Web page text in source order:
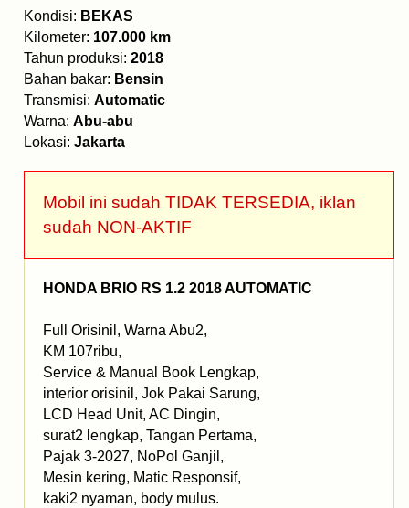
Kondisi: BEKAS
Kilometer: 107.000 km
Tahun produksi: 2018
Bahan bakar: Bensin
Transmisi: Automatic
Warna: Abu-abu
Lokasi: Jakarta
Mobil ini sudah TIDAK TERSEDIA, iklan
sudah NON-AKTIF
HONDA BRIO RS 1.2 2018 AUTOMATIC
Full Orisinil, Warna Abu2,
KM 107ribu,
Service & Manual Book Lengkap,
interior orisinil, Jok Pakai Sarung,
LCD Head Unit, AC Dingin,
surat2 lengkap, Tangan Pertama,
Pajak 3-2027, NoPol Ganjil,
Mesin kering, Matic Responsif,
kaki2 nyaman, body mulus.